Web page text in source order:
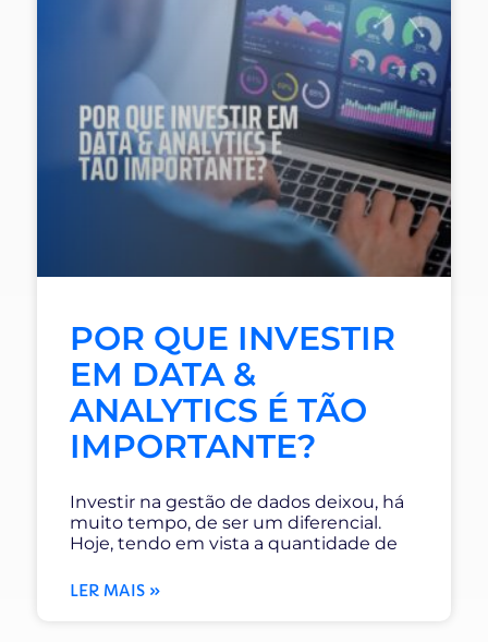
POR QUE INVESTIR
EM DATA &
ANALYTICS É TÃO
IMPORTANTE?
Investir na gestão de dados deixou, há
muito tempo, de ser um diferencial.
Hoje, tendo em vista a quantidade de
LER MAIS »